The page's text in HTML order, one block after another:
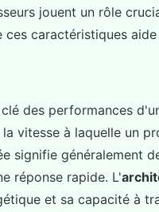
jouent un rôle
caractéristiques
des performances
vitesse à laquelle un
signifie généralement
réponse rapide. L'
et sa capacité à